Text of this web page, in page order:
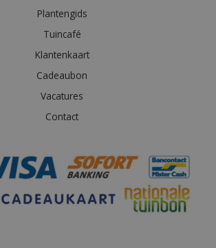
Plantengids
Tuincafé
Klantenkaart
Cadeaubon
Vacatures
Contact